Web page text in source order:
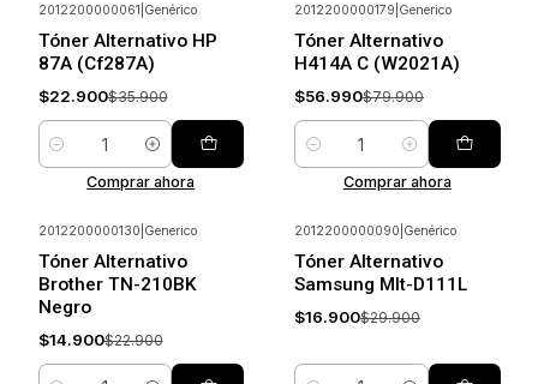
2012200000061 Genérico
Tóner Alternativo HP
87A (Cf287A)
$22.900$35.900
Cantidad
Comprar ahora
2012200000179 Generico
Tóner Alternativo
H414A C (W2021A)
$56.990$79.900
Cantidad
Comprar ahora
2012200000130 Generico
Tóner Alternativo
Brother TN-210BK
Negro
$14.900$22.900
2012200000090 Genérico
Tóner Alternativo
Samsung Mlt-D111L
$16.900$29.900